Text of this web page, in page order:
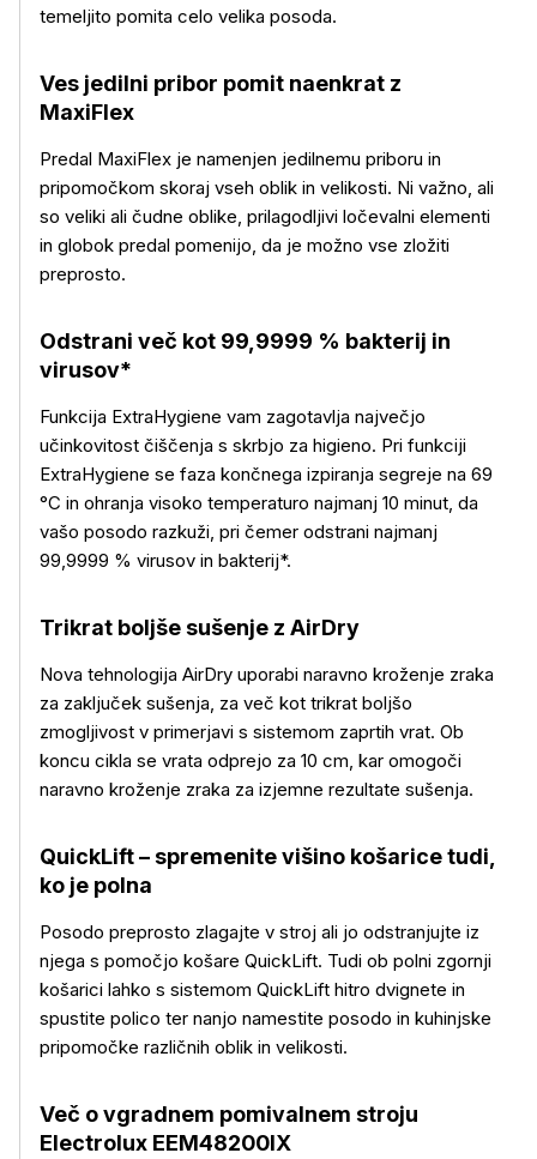
Več o izdelku
temeljito pomita celo velika posoda.
Ves jedilni pribor pomit naenkrat z
MaxiFlex
Predal MaxiFlex je namenjen jedilnemu priboru in
pripomočkom skoraj vseh oblik in velikosti. Ni važno, ali
so veliki ali čudne oblike, prilagodljivi ločevalni elementi
in globok predal pomenijo, da je možno vse zložiti
preprosto.
Odstrani več kot 99,9999 % bakterij in
virusov*
Funkcija ExtraHygiene vam zagotavlja največjo
učinkovitost čiščenja s skrbjo za higieno. Pri funkciji
ExtraHygiene se faza končnega izpiranja segreje na 69
°C in ohranja visoko temperaturo najmanj 10 minut, da
vašo posodo razkuži, pri čemer odstrani najmanj
99,9999 % virusov in bakterij*.
Trikrat boljše sušenje z AirDry
Nova tehnologija AirDry uporabi naravno kroženje zraka
za zaključek sušenja, za več kot trikrat boljšo
zmogljivost v primerjavi s sistemom zaprtih vrat. Ob
koncu cikla se vrata odprejo za 10 cm, kar omogoči
naravno kroženje zraka za izjemne rezultate sušenja.
QuickLift – spremenite višino košarice tudi,
ko je polna
Posodo preprosto zlagajte v stroj ali jo odstranjujte iz
njega s pomočjo košare QuickLift. Tudi ob polni zgornji
košarici lahko s sistemom QuickLift hitro dvignete in
spustite polico ter nanjo namestite posodo in kuhinjske
pripomočke različnih oblik in velikosti.
Več o vgradnem pomivalnem stroju
Electrolux EEM48200IX